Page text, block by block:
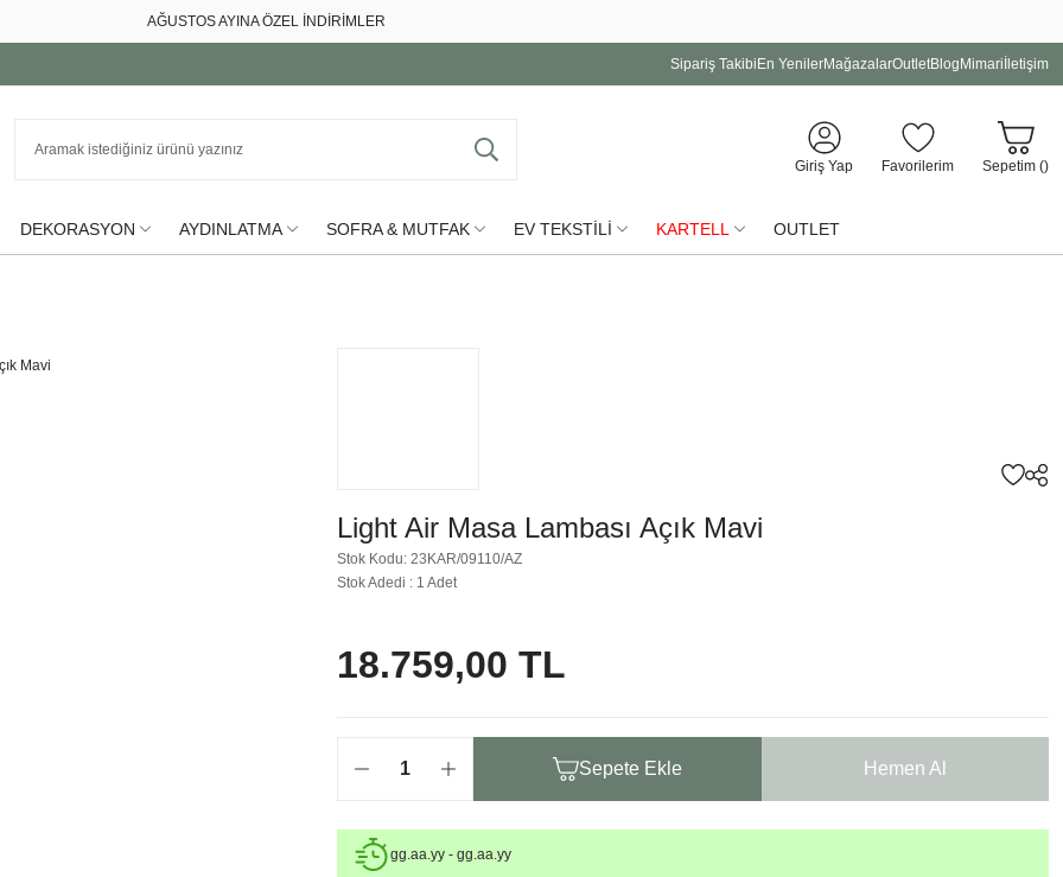
AĞUSTOS AYINA ÖZEL İNDİRİMLER
Sipariş Takibi En YenilerMağazalarOutletBlog Mimari İletişim
Giriş Yap Favorilerim Sepetim ()
DEKORASYON AYDINLATMA SOFRA & MUTFAK EV TEKSTİLİ KARTELL OUTLET
Light Air Masa Lambası Açık Mavi
Stok Kodu: 23KAR/09110/AZ
Stok Adedi : 1 Adet
18.759,00 TL
Sepete Ekle Hemen Al
gg.aa.yy - gg.aa.yy